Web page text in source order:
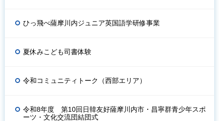
ひっ飛べ薩摩川内ジュニア英国語学研修事業
夏休みこども司書体験
令和コミュニティトーク（西部エリア）
令和8年度 第10回日韓友好薩摩川内市・昌寧群青少年スポ
ーツ・文化交流団結団式